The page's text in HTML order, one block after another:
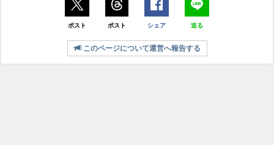
ポスト ポスト シェア 送る
このページについて運営へ報告する